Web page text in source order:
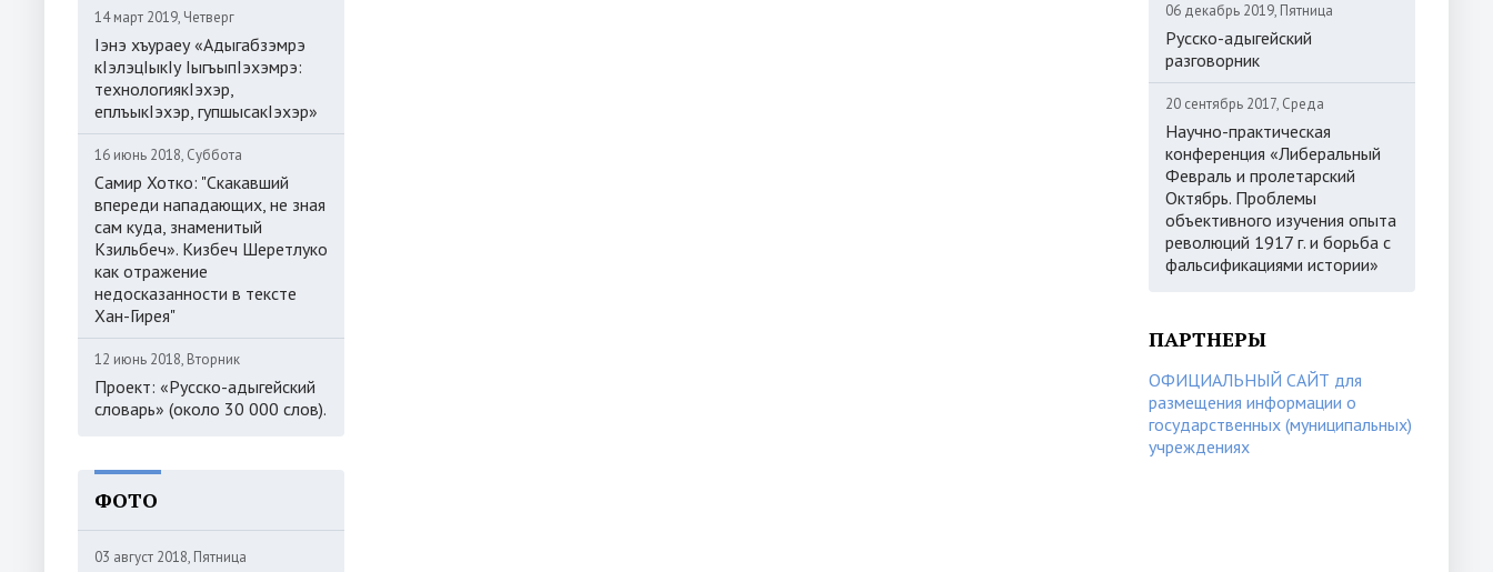
14 март 2019, Четверг
Iэнэ хъураеу «Адыгабзэмрэ
кIэлэцIыкIу IыгъыпIэхэмрэ:
технологиякIэхэр,
еплъыкIэхэр, гупшысакIэхэр»
16 июнь 2018, Суббота
Самир Хотко: "Скакавший
впереди нападающих, не зная
сам куда, знаменитый
Кзильбеч». Кизбеч Шеретлуко
как отражение
недосказанности в тексте
Хан-Гирея"
12 июнь 2018, Вторник
Проект: «Русско-адыгейский
словарь» (около 30 000 слов).
ФОТО
03 август 2018, Пятница
06 декабрь 2019, Пятница
Русско-адыгейский
разговорник
20 сентябрь 2017, Среда
Научно-практическая
конференция «Либеральный
Февраль и пролетарский
Октябрь. Проблемы
объективного изучения опыта
революций 1917 г. и борьба с
фальсификациями истории»
ПАРТНЕРЫ
ОФИЦИАЛЬНЫЙ САЙТ для
размещения информации о
государственных (муниципальных)
учреждениях